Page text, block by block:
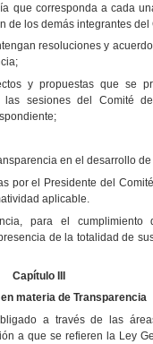
que corresponda a cada
de los demás integrantes del
resoluciones y
y propuestas que se
sesiones del Comité
en el desarrollo
por el Presidente del
aplicable.
para el cumplimiento
de la totalidad de
Capítulo III
materia de Transparencia
a través de las
a que se refieren la Ley